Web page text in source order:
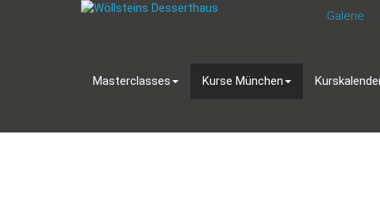
Galerie
Masterclasses Kurse München